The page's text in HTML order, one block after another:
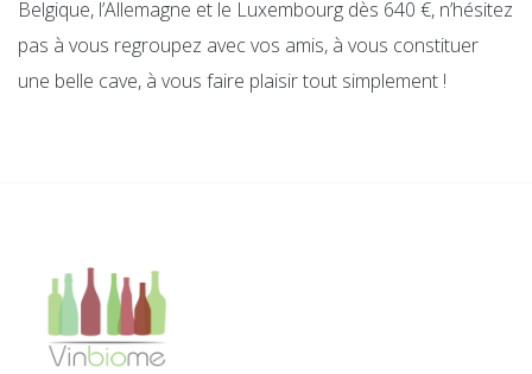
Belgique, l’Allemagne et le Luxembourg dès 640 €, n’hésitez
pas à vous regroupez avec vos amis, à vous constituer
une belle cave, à vous faire plaisir tout simplement !